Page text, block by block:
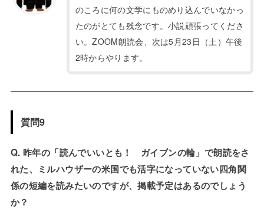
のころに何の文学にものめり込んでいなかっ
たのがとても残念です。小説頑張ってくださ
い。ZOOM朗読会、次は5月23日（土）午後
2時からやります。
質問9
Q. 昨年の「読んでいいとも！ ガイブンの輪」で朗読をさ
れた、ミルハウザーの米国でも活字になっていない四角関
係の短編を読みたいのですが、掲載予定はあるのでしょう
か？